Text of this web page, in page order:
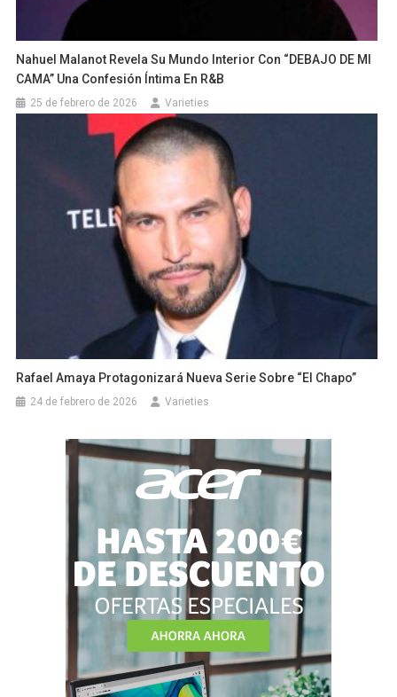
Nahuel Malanot Revela Su Mundo Interior Con “DEBAJO DE MI
CAMA” Una Confesión Íntima En R&B
25 de febrero de 2026 Varieties
Rafael Amaya Protagonizará Nueva Serie Sobre “El Chapo”
24 de febrero de 2026 Varieties